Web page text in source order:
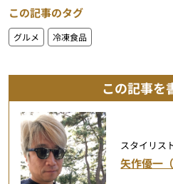
この記事のタグ
グルメ 冷凍食品
この記事を
スタイリス
矢作優一